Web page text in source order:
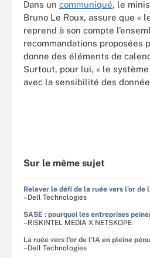
Dans un communiqué, le
Bruno Le Roux, assure que «
reprend à son compte
recommandations proposées
donne des éléments de
Surtout, pour lui, « le
avec la sensibilité des
Sur le même sujet
Relever le défi de la ruée vers l'or de
–Dell Technologies
SASE : pourquoi les entreprises
–RISKINTEL MEDIA X NETSKOPE
La ruée vers l’or de l’IA en pleine
–Dell Technologies